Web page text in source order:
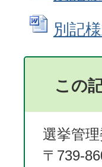
別記
この
選挙管
〒739-